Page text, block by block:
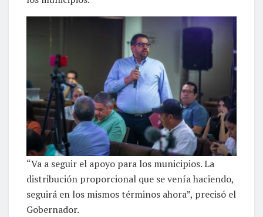
“Va a seguir el apoyo para los municipios. La
distribución proporcional que se venía haciendo,
seguirá en los mismos términos ahora”, precisó el
Gobernador.